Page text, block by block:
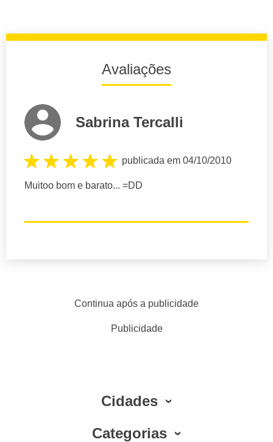
Avaliações
Sabrina Tercalli
publicada em 04/10/2010
Muitoo bom e barato... =DD
Continua após a publicidade
Publicidade
Cidades
Categorias